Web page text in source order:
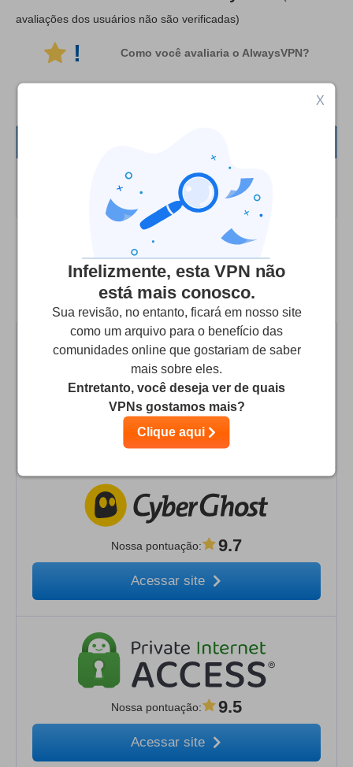
avaliações dos usuários não são verificadas)
! Como você avaliaria o AlwaysVPN?
Velocidade
Streaming
Segurança
Suporte
Nenhuma avaliação de usuário encontrada
nesta categoria!
Compare o AlwaysVPN com as principais
VPNs alternativas
Nossa pontuação: 9.9
Acessar site
Nossa pontuação: 9.7
Acessar site
Nossa pontuação: 9.5
Acessar site
X
Infelizmente, esta VPN não
está mais conosco.
Sua revisão, no entanto, ficará em nosso site
como um arquivo para o benefício das
comunidades online que gostariam de saber
mais sobre eles.
Entretanto, você deseja ver de quais
VPNs gostamos mais?
Clique aqui